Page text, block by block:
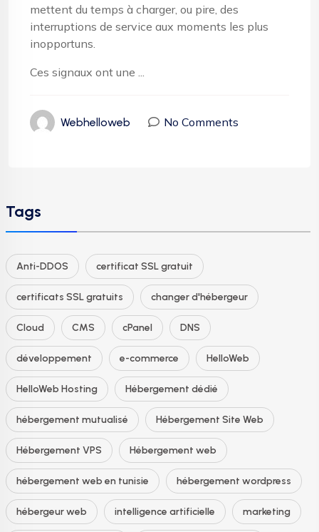
mettent du temps à charger, ou pire, des
interruptions de service aux moments les plus
inopportuns.
Ces signaux ont une ...
Webhelloweb No Comments
Tags
Anti-DDOS certificat SSL gratuit
certificats SSL gratuits changer d'hébergeur
Cloud CMS cPanel DNS
développement e-commerce HelloWeb
HelloWeb Hosting Hébergement dédié
hébergement mutualisé Hébergement Site Web
Hébergement VPS Hébergement web
hébergement web en tunisie hébergement wordpress
hébergeur web intelligence artificielle marketing